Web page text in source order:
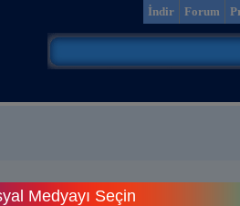
Forum
İndir
Medyayı Seçin